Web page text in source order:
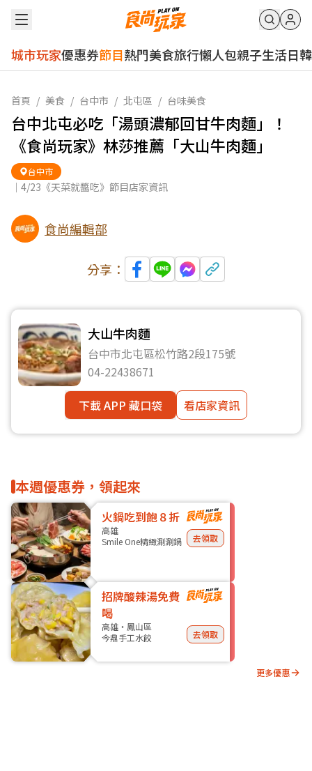
城市玩家優惠券節目熱門美食旅行懶人包親子生活日韓
首頁 / 美食 / 台中市 / 北屯區 / 台味美食
台中北屯必吃「湯頭濃郁回甘牛肉麵」！
《食尚玩家》林莎推薦「大山牛肉麵」
台中市
｜4/23《天菜就醬吃》節目店家資訊
食尚編輯部
分享：
大山牛肉麵
台中市北屯區松竹路2段175號
04-22438671
下載 APP 藏口袋
看店家資訊
本週優惠券，領起來
火鍋吃到飽８折
高雄
Smile One精緻涮涮鍋
去領取
招牌酸辣湯免費
喝
高雄・鳳山區
今鼎手工水餃
去領取
更多優惠